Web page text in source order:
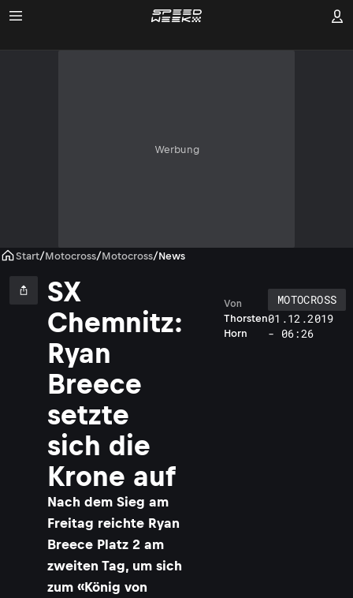
Werbung
Start/Motocross/Motocross/News
SX
Chemnitz:
Ryan
Breece
setzte
sich die
Krone auf
Nach dem Sieg am
Freitag reichte Ryan
Breece Platz 2 am
zweiten Tag, um sich
zum «König von
Thorsten
Horn
Von
MOTOCROSS
01.12.2019
- 06:26